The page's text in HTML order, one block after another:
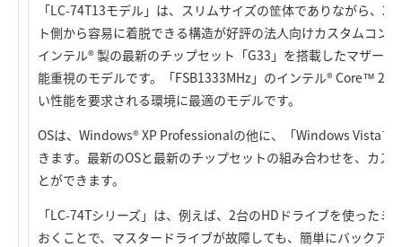
「LC-74T13モデル」は、スリムサイズの筐体でありながら、2
ト側から容易に着脱できる構造が好評の法人向けカスタムコン
インテル® 製の最新のチップセット「G33」を搭載したマザー
能重視のモデルです。「FSB1333MHz」のインテル® Core™ 2
い性能を要求される環境に最適のモデルです。
OSは、Windows® XP Professionalの他に、「Windows Vista™
きます。最新のOSと最新のチップセットの組み合わせを、カス
とができます。
「LC-74Tシリーズ」は、例えば、2台のHDドライブを使った
おくことで、マスタードライブが故障しても、簡単にバックア